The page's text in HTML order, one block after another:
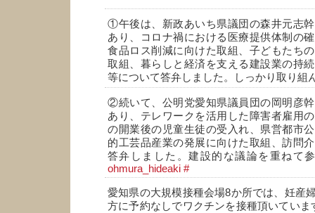
①午後は、新政あいち県議団の森井元志
あり、コロナ禍における医療提供体制の
食品ロス削減に向けた取組、子どもたち
取組、暮らしと経済を支える建設業の持
等について答弁しました。しっかり取り組
②続いて、公明党愛知県議員団の岡明彦
あり、テレワークを活用した障害者雇用
の開業後の児童生徒の受入れ、県営都市
的工芸品産業の発展に向けた取組、訪問
答弁しました。建設的な議論を重ねて
ohmura_hideaki #
愛知県の大規模接種会場8か所では、妊産
方に予約なしでワクチンを接種頂いていま